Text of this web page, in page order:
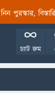
পুরস্কার,
চ্যাট রুম